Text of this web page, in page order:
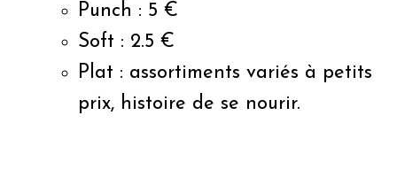
Punch : 5 €
Soft : 2.5 €
Plat : assortiments variés à petits
prix, histoire de se nourir.